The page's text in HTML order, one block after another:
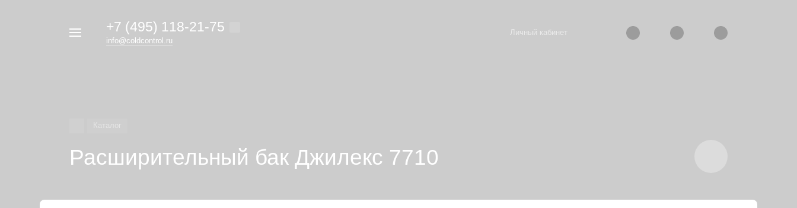
+7 (495) 118-21-75
info@coldcontrol.ru
Личный кабинет
Расширительный бак Джилекс 7710